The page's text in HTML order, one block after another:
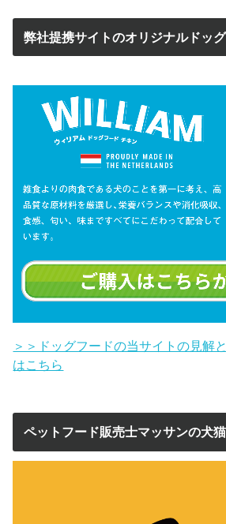
弊社提携サイトのオリジナルドッ
＞＞ドッグフードの当サイトの見解
はこちら
ペットフード販売士マッサンの犬